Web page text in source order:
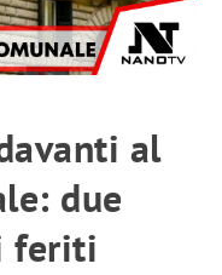
al
due
feriti